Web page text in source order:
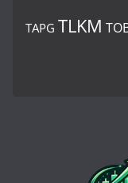
TAPG TLKM